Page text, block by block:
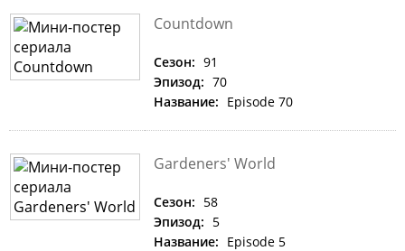
Countdown
Сезон: 91
Эпизод: 70
Название: Episode 70
Gardeners' World
Сезон: 58
Эпизод: 5
Название: Episode 5